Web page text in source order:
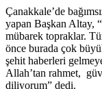
Çanakkale’de
yapan Başkan Altay,
mübarek topraklar.
önce burada çok
şehit haberleri
Allah’tan rahmet,
diliyorum” dedi.